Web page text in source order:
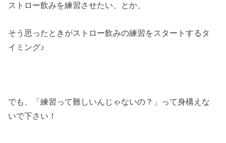
ストロー飲みを練習させたい、とか、
そう思ったときがストロー飲みの練習をスタートするタ
イミング♪
でも、「練習って難しいんじゃないの？」って身構えな
いで下さい！